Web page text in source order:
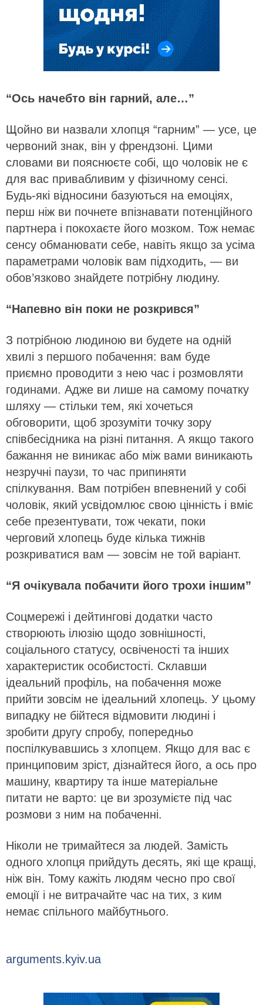
“Ось начебто він гарний, але…”
Щойно ви назвали хлопця “гарним” — усе, це
червоний знак, він у френдзоні. Цими
словами ви пояснюєте собі, що чоловік не є
для вас привабливим у фізичному сенсі.
Будь-які відносини базуються на емоціях,
перш ніж ви почнете впізнавати потенційного
партнера і покохаєте його мозком. Тож немає
сенсу обманювати себе, навіть якщо за усіма
параметрами чоловік вам підходить, — ви
обов’язково знайдете потрібну людину.
“Напевно він поки не розкрився”
З потрібною людиною ви будете на одній
хвилі з першого побачення: вам буде
приємно проводити з нею час і розмовляти
годинами. Адже ви лише на самому початку
шляху — стільки тем, які хочеться
обговорити, щоб зрозуміти точку зору
співбесідника на різні питання. А якщо такого
бажання не виникає або між вами виникають
незручні паузи, то час припиняти
спілкування. Вам потрібен впевнений у собі
чоловік, який усвідомлює свою цінність і вміє
себе презентувати, тож чекати, поки
черговий хлопець буде кілька тижнів
розкриватися вам — зовсім не той варіант.
“Я очікувала побачити його трохи іншим”
Соцмережі і дейтингові додатки часто
створюють ілюзію щодо зовнішності,
соціального статусу, освіченості та інших
характеристик особистості. Склавши
ідеальний профіль, на побачення може
прийти зовсім не ідеальний хлопець. У цьому
випадку не бійтеся відмовити людині і
зробити другу спробу, попередньо
поспілкувавшись з хлопцем. Якщо для вас є
принциповим зріст, дізнайтеся його, а ось про
машину, квартиру та інше матеріальне
питати не варто: це ви зрозумієте під час
розмови з ним на побаченні.
Ніколи не тримайтеся за людей. Замість
одного хлопця прийдуть десять, які ще кращі,
ніж він. Тому кажіть людям чесно про свої
емоції і не витрачайте час на тих, з ким
немає спільного майбутнього.
arguments.kyiv.ua